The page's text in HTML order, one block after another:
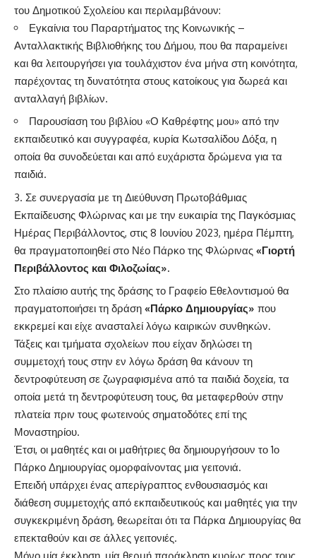
του Δημοτικού Σχολείου και περιλαμβάνουν:
Εγκαίνια του Παραρτήματος της Κοινωνικής –
Ανταλλακτικής Βιβλιοθήκης του Δήμου, που θα παραμείνει
και θα λειτουργήσει για τουλάχιστον ένα μήνα στη κοινότητα,
παρέχοντας τη δυνατότητα στους κατοίκους για δωρεά και
ανταλλαγή βιβλίων.
Παρουσίαση του βιβλίου «Ο Καθρέφτης μου» από την
εκπαιδευτικό και συγγραφέα, κυρία Κωτσαλίδου Δόξα, η
οποία θα συνοδεύεται και από ευχάριστα δρώμενα για τα
παιδιά.
Σε συνεργασία με τη Διεύθυνση Πρωτοβάθμιας
Εκπαίδευσης Φλώρινας και με την ευκαιρία της Παγκόσμιας
Ημέρας Περιβάλλοντος, στις 8 Ιουνίου 2023, ημέρα Πέμπτη,
θα πραγματοποιηθεί στο Νέο Πάρκο της Φλώρινας «Γιορτή
Περιβάλλοντος και Φιλοζωίας».
Στο πλαίσιο αυτής της δράσης το Γραφείο Εθελοντισμού θα
πραγματοποιήσει τη δράση «Πάρκο Δημιουργίας» που
εκκρεμεί και είχε ανασταλεί λόγω καιρικών συνθηκών.
Τάξεις και τμήματα σχολείων που είχαν δηλώσει τη
συμμετοχή τους στην εν λόγω δράση θα κάνουν τη
δεντροφύτευση σε ζωγραφισμένα από τα παιδιά δοχεία, τα
οποία μετά τη δεντροφύτευση τους, θα μεταφερθούν στην
πλατεία πριν τους φωτεινούς σηματοδότες επί της
Μοναστηρίου.
Έτσι, οι μαθητές και οι μαθήτριες θα δημιουργήσουν το 1ο
Πάρκο Δημιουργίας ομορφαίνοντας μια γειτονιά.
Επειδή υπάρχει ένας απερίγραπτος ενθουσιασμός και
διάθεση συμμετοχής από εκπαιδευτικούς και μαθητές για την
συγκεκριμένη δράση, θεωρείται ότι τα Πάρκα Δημιουργίας θα
επεκταθούν και σε άλλες γειτονιές.